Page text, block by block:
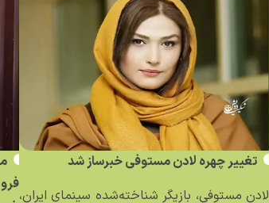
تغییر چهره لادن مستوفی خبرساز شد
لادن مستوفی، بازیگر شناخته‌شده سینمای ایران،